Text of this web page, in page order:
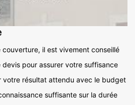
il est vivement conseillé
pour assurer votre suffisance
résultat attendu avec le budget
suffisante sur la durée